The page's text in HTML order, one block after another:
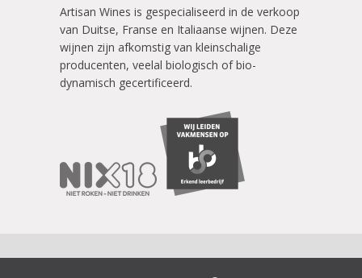
Artisan Wines is gespecialiseerd in de verkoop
van Duitse, Franse en Italiaanse wijnen. Deze
wijnen zijn afkomstig van kleinschalige
producenten, veelal biologisch of bio-
dynamisch gecertificeerd.